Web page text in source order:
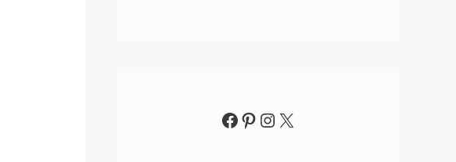
Facebook
Pinterest
Instagram
X